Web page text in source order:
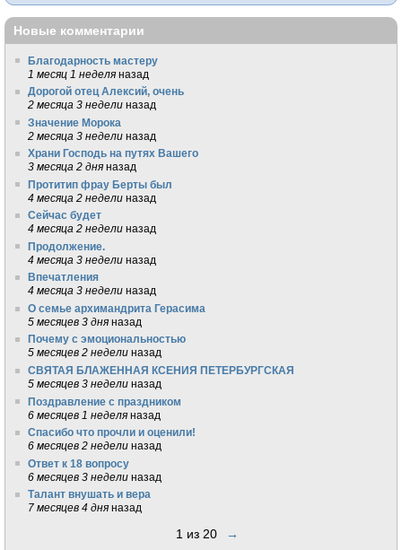
Новые комментарии
Благодарность мастеру
1 месяц 1 неделя назад
Дорогой отец Алексий, очень
2 месяца 3 недели назад
Значение Морока
2 месяца 3 недели назад
Храни Господь на путях Вашего
3 месяца 2 дня назад
Протитип фрау Берты был
4 месяца 2 недели назад
Сейчас будет
4 месяца 2 недели назад
Продолжение.
4 месяца 3 недели назад
Впечатления
4 месяца 3 недели назад
О семье архимандрита Герасима
5 месяцев 3 дня назад
Почему с эмоциональностью
5 месяцев 2 недели назад
СВЯТАЯ БЛАЖЕННАЯ КСЕНИЯ ПЕТЕРБУРГСКАЯ
5 месяцев 3 недели назад
Поздравление с праздником
6 месяцев 1 неделя назад
Спасибо что прочли и оценили!
6 месяцев 2 недели назад
Ответ к 18 вопросу
6 месяцев 3 недели назад
Талант внушать и вера
7 месяцев 4 дня назад
1 из 20 →